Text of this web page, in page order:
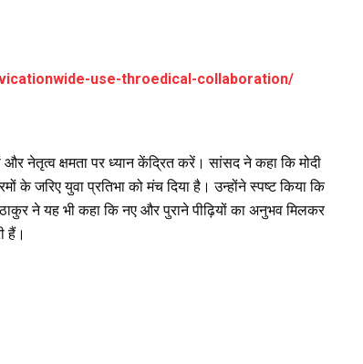
use-throedical-collaboration/
नेतृत्व क्षमता पर ध्यान केंद्रित करें। सांसद ने कहा कि मोदी
के जरिए युवा प्रतिभा को मंच दिया है। उन्होंने स्पष्ट किया कि
ने यह भी कहा कि नए और पुराने पीढ़ियों का अनुभव मिलकर
हैं।